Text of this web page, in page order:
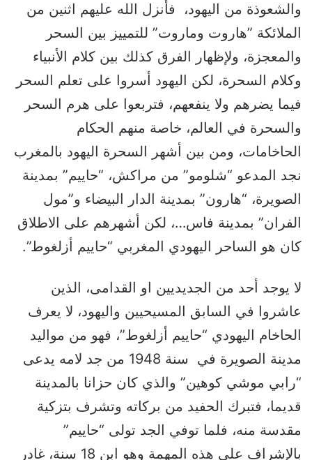
والشعوذة من اليهود، فأنزل الله عليهم اثنين من
الملائكة ”هاروت وماروت” للتمييز بين السحر
والمعجزة، ولإظهار الفرق كذلك بين كلام الأنبياء
وكلام السحرة، لكن اليهود أسروا على تعلم السحر
فيما يضرهم ولا ينفعهم، فتربعوا على هرم السحر
والسحرة في العالم، خاصة منهم الحكام
الحاخامات، ومن بين أشهر السحرة اليهود بالمغرب
نجد المدعو “شلومو” من مراكش، “حاييم” بمدينة
الصويرة، “هارون” بمدينة الدار البيضاء و”مول
الفران” بمدينة فاس…، لكن أشهرهم على الاطلاق
كان هو الساحر اليهودي المغربي “حاييم أزلغوط”.
لا يوجد أحد من الجديديين او القدامى، الذين
عاشروا في السابق المسيحيين واليهود، لا يعرف
الحاخام اليهودي “حاييم أزلغوط”، فهو من مواليد
مدينة الصويرة في سنة 1948 من جد لامه يدعى
“رابي موشي كوهين” والذي كان حزانا بالمدينة
قديما، فتبرك الحفيد من بركاته وتشرف بتزكية
مقدسة منه، فلما توفي الجد تولى “حاييم”
بالإشراف على هذه المهمة وهو ابن 18 سنة، غادر